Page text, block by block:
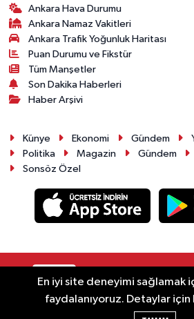
Ankara Hava Durumu
Ankara Namaz Vakitleri
Ankara Trafik Yoğunluk Haritası
Puan Durumu ve Fikstür
Tüm Manşetler
Son Dakika Haberleri
Haber Arşivi
Künye Ekonomi Gündem
Politika
Magazin Gündem
Sonsöz Özel
RSS Copyright © 2025.
En iyi site deneyimi sağlamak
faydalanıyoruz. Detaylar için